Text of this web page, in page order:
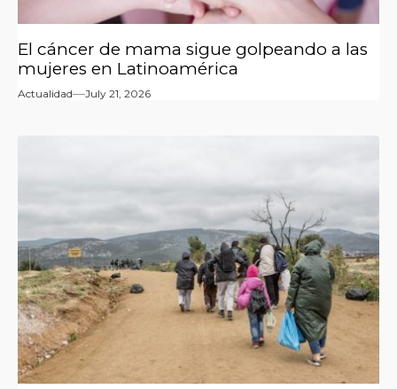
El cáncer de mama sigue golpeando a las
mujeres en Latinoamérica
Actualidad July 21, 2026